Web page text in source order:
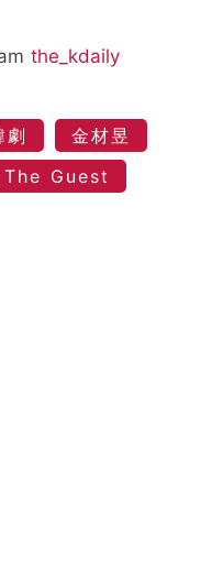
the_kdaily
金材昱
The Guest